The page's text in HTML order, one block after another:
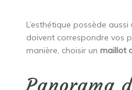
L’esthétique possède
doivent correspondre vos
manière, choisir un maillot